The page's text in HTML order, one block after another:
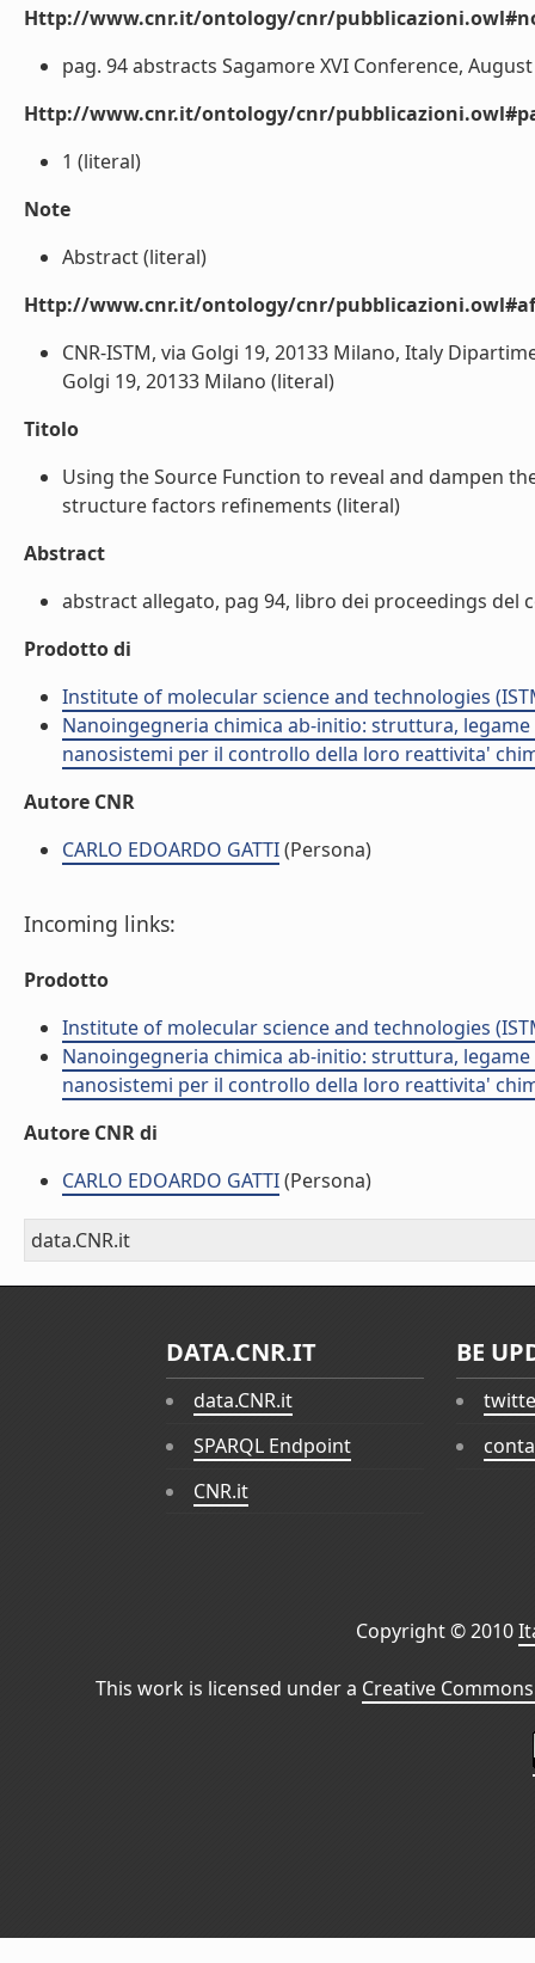
Http://www.cnr.it/ontology/cnr/
pag. 94 abstracts Sagamore XVI Conference,
Http://www.cnr.it/ontology/cnr/
1 (literal)
Note
Abstract (literal)
Http://www.cnr.it/ontology/cnr/
CNR-ISTM, via Golgi 19, 20133 Milano, Italy
Golgi 19, 20133 Milano (literal)
Titolo
Using the Source Function to reveal and dampen
structure factors refinements (literal)
Abstract
abstract allegato, pag 94, libro dei proceedings del
Prodotto di
Institute of molecular science and technologies
Nanoingegneria chimica ab-initio: struttura,
nanosistemi per il controllo della loro reattivita'
Autore CNR
CARLO EDOARDO GATTI(Persona)
Incoming links:
Prodotto
Institute of molecular science and technologies
Nanoingegneria chimica ab-initio: struttura,
nanosistemi per il controllo della loro reattivita'
Autore CNR di
CARLO EDOARDO GATTI(Persona)
data.CNR.it
DATA.CNR.IT
data.CNR.it
SPARQL Endpoint
CNR.it
BE
Copyright © 2010
This work is licensed under a Creative